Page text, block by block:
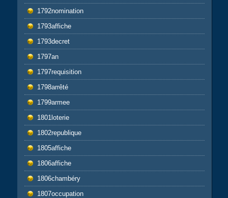
1792nomination
1793affiche
1793decret
1797an
1797requisition
1798arrêté
1799armee
1801loterie
1802republique
1805affiche
1806affiche
1806chambéry
1807occupation